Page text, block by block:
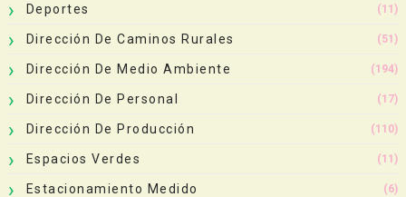
Deportes (11)
Dirección De Caminos Rurales (51)
Dirección De Medio Ambiente (194)
Dirección De Personal (17)
Dirección De Producción (110)
Espacios Verdes (11)
Estacionamiento Medido (6)